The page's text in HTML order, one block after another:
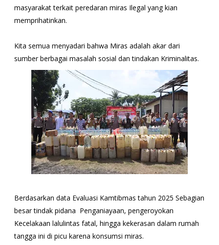
masyarakat terkait peredaran miras Ilegal yang kian
memprihatinkan.
Kita semua menyadari bahwa Miras adalah akar dari
sumber berbagai masalah sosial dan tindakan Kriminalitas.
Berdasarkan data Evaluasi Kamtibmas tahun 2025 Sebagian
besar tindak pidana Penganiayaan, pengeroyokan
Kecelakaan lalulintas fatal, hingga kekerasan dalam rumah
tangga ini di picu karena konsumsi miras.